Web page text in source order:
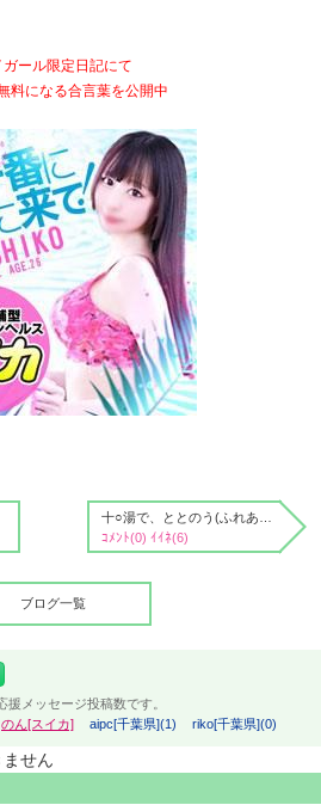
ガール限定日記にて
料になる合言葉を公開中
ｺﾒﾝﾄ(0) ｲｲﾈ(6)
ブログ一覧
メッセージ投稿数です。
のん[スイカ] aipc[千葉県](1) riko[千葉県](0)
せん